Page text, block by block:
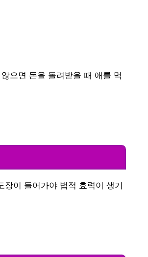
으면 돈을 돌려받을 때 애를 먹
장이 들어가야 법적 효력이 생기